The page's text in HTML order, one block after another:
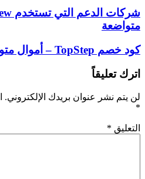
متواضعة
كود خصم TopStep – أموال متواضعة
اترك تعليقاً
لن يتم نشر عنوان بريدك الإلكتروني.
*
التعليق *